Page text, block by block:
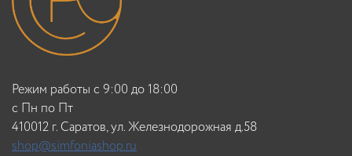
Режим работы с 9:00 до 18:00
c Пн по Пт
410012 г. Саратов, ул. Железнодорожная д.58
shop@simfoniashop.ru